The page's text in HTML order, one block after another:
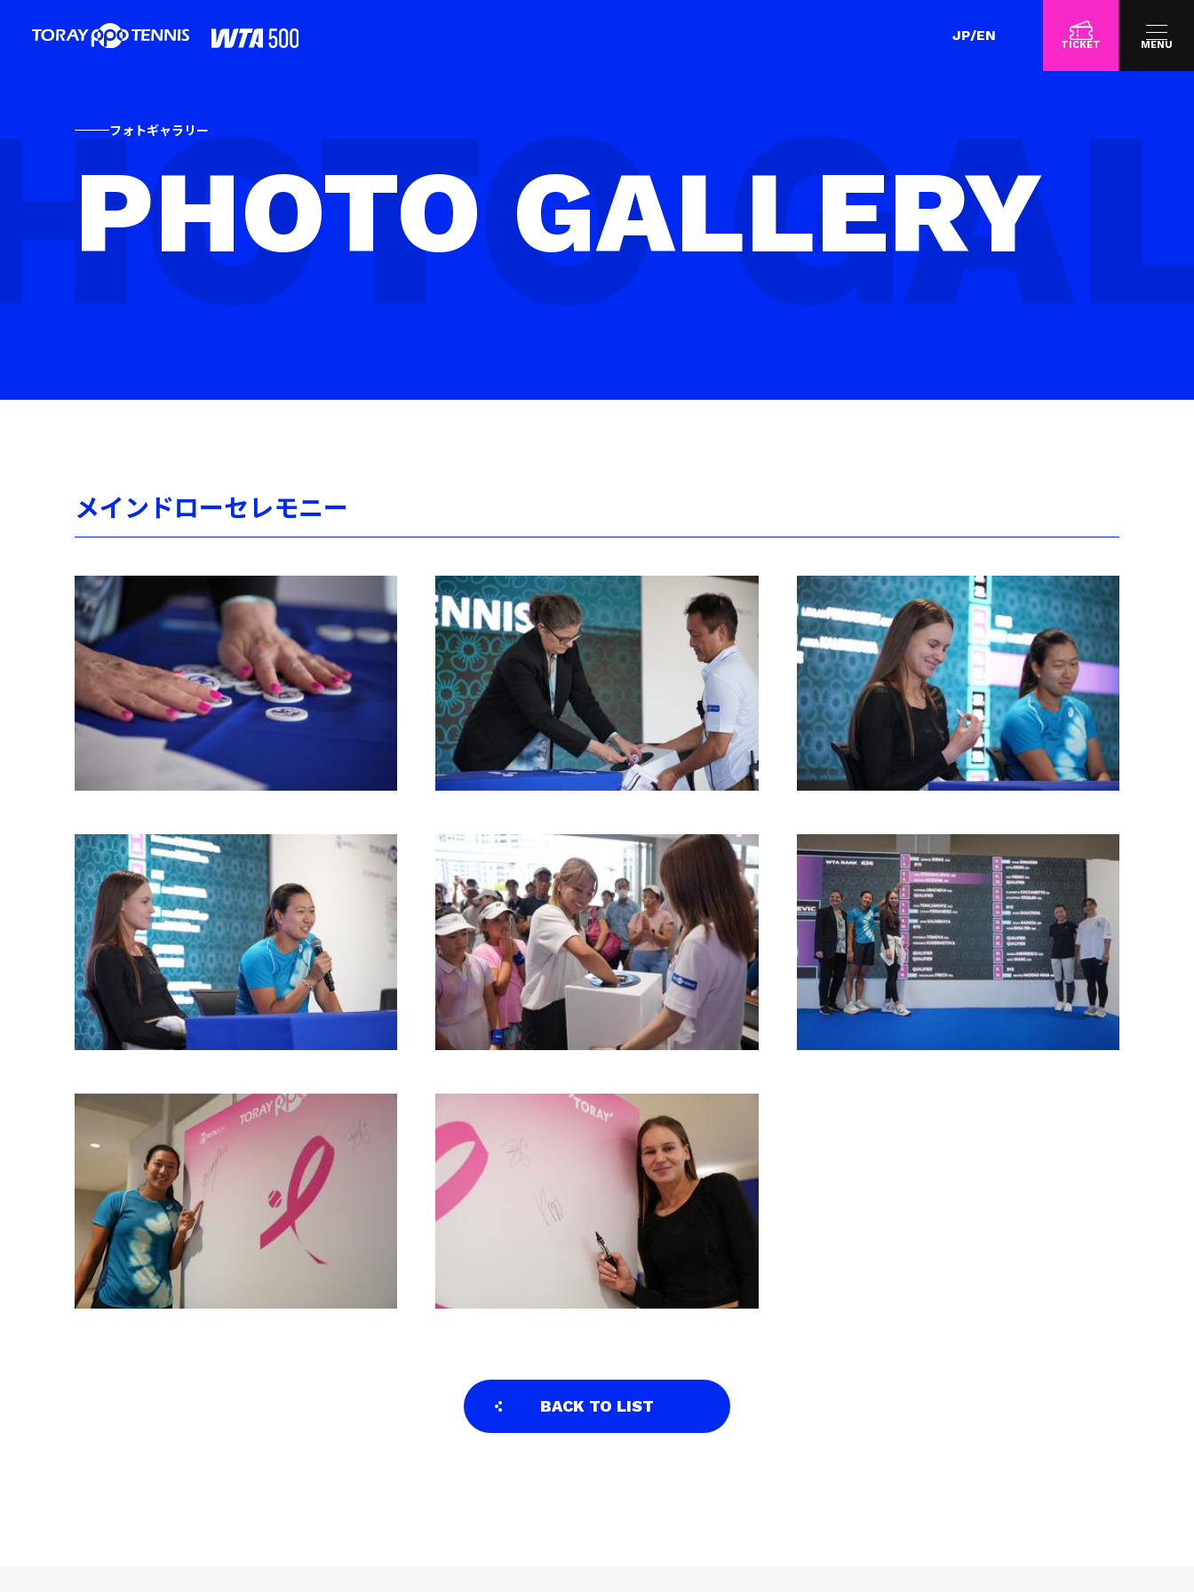
JP/EN
TICKET MENU
フォトギャラリー
PHOTOGALLERY
メインドローセレモニー
BACK TO LIST